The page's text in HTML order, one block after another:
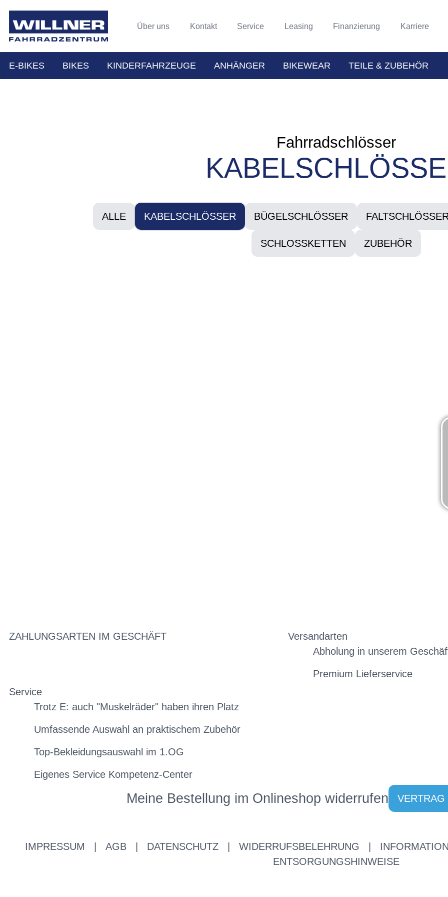
Über uns Kontakt Service Leasing Finanzierung Karriere
E-BIKES BIKES KINDERFAHRZEUGE ANHÄNGER BIKEWEAR TEILE & ZUBEHÖR
Fahrradschlösser
ALLE KABELSCHLÖSSER BÜGELSCHLÖSSER
SCHLOSSKETTEN ZUBEHÖR
ZAHLUNGSARTEN IM GESCHÄFT
Versandarten
Abholung in unserem
Premium Lieferservice
Service
Trotz E: auch "Muskelräder" haben ihren Platz
Umfassende Auswahl an praktischem Zubehör
Top-Bekleidungsauswahl im 1.OG
Eigenes Service Kompetenz-Center
Meine Bestellung im Onlineshop widerrufen VERTRAG
IMPRESSUM AGB DATENSCHUTZ WIDERRUFSBELEHRUNG
ENTSORGUNGSHINWEISE